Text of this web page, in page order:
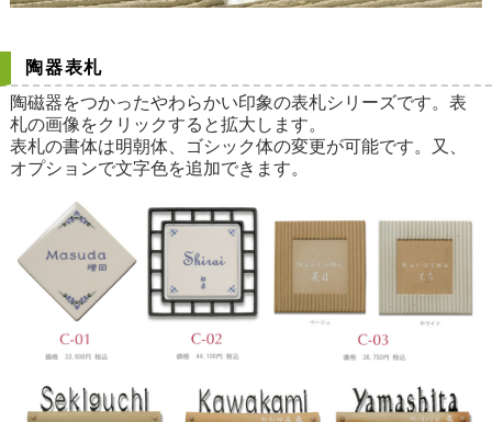
陶器表札
陶磁器をつかったやわらかい印象の表札シリーズです。表
札の画像をクリックすると拡大します。
表札の書体は明朝体、ゴシック体の変更が可能です。又、
オプションで文字色を追加できます。